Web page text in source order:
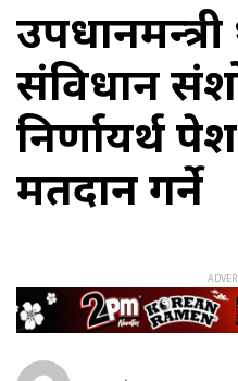
संविधान
निर्णायर्थ
मतदान गर्ने